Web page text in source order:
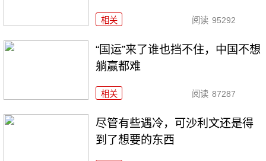
相关 阅读 95292
“国运”来了谁也挡不住，中国不想
躺赢都难
相关 阅读 87287
尽管有些遇冷，可沙利文还是得
到了想要的东西